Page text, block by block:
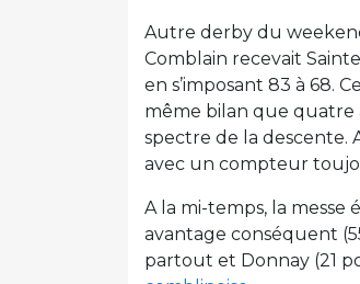
Autre derby du
Comblain recevait
en s’imposant 83 à 68.
même bilan que quatre
spectre de la descente.
avec un compteur
A la mi-temps, la
avantage conséquent
partout et Donnay (21